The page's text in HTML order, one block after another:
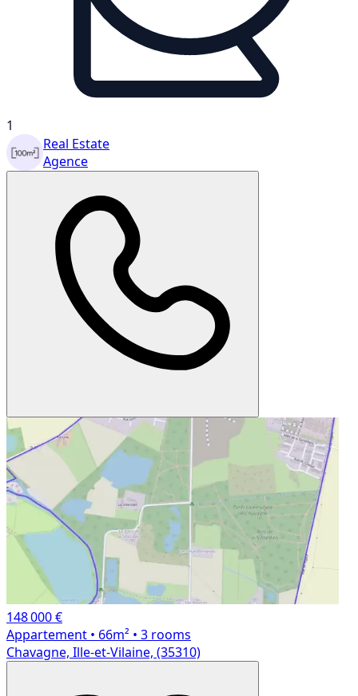
1
Real Estate
Agence
148 000 €
Appartement • 66m² • 3 rooms
Chavagne, Ille-et-Vilaine, (35310)